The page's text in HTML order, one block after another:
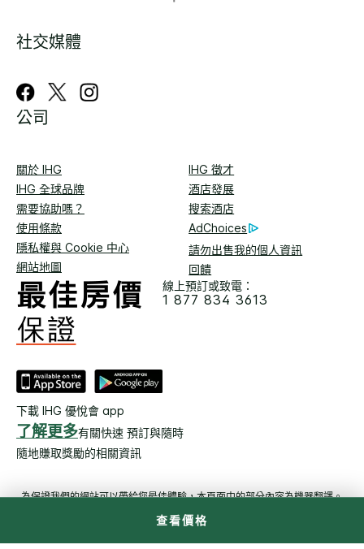
查看價格
社交媒體
公司
關於 IHG
IHG 徵才
IHG 全球品牌
酒店發展
需要協助嗎？
搜索酒店
使用條款
AdChoices
隱私權與 Cookie 中心
請勿出售我的個人資訊
網站地圖
回饋
線上預訂或致電：
1 877 834 3613
下載 IHG 優悅會 app
了解更多有關快速 預訂與隨時
隨地賺取獎勵的相關資訊
為保證我們的網站可以帶給您最佳體驗，本頁面中的部分內容為機器翻譯。
© 2026 洲際飯店集團。保留所有權利。多數飯店為獨立產全及獨立